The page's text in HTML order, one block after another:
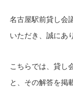
名古屋駅前貸し会
いただき、誠にあ
こちらでは、貸し
と、その解答を掲